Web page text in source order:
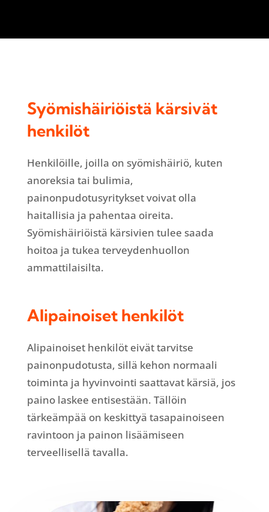
Syömishäiriöistä kärsivät
henkilöt
Henkilöille, joilla on syömishäiriö, kuten
anoreksia tai bulimia,
painonpudotusyritykset voivat olla
haitallisia ja pahentaa oireita.
Syömishäiriöistä kärsivien tulee saada
hoitoa ja tukea terveydenhuollon
ammattilaisilta.
Alipainoiset henkilöt
Alipainoiset henkilöt eivät tarvitse
painonpudotusta, sillä kehon normaali
toiminta ja hyvinvointi saattavat kärsiä, jos
paino laskee entisestään. Tällöin
tärkeämpää on keskittyä tasapainoiseen
ravintoon ja painon lisäämiseen
terveellisellä tavalla.